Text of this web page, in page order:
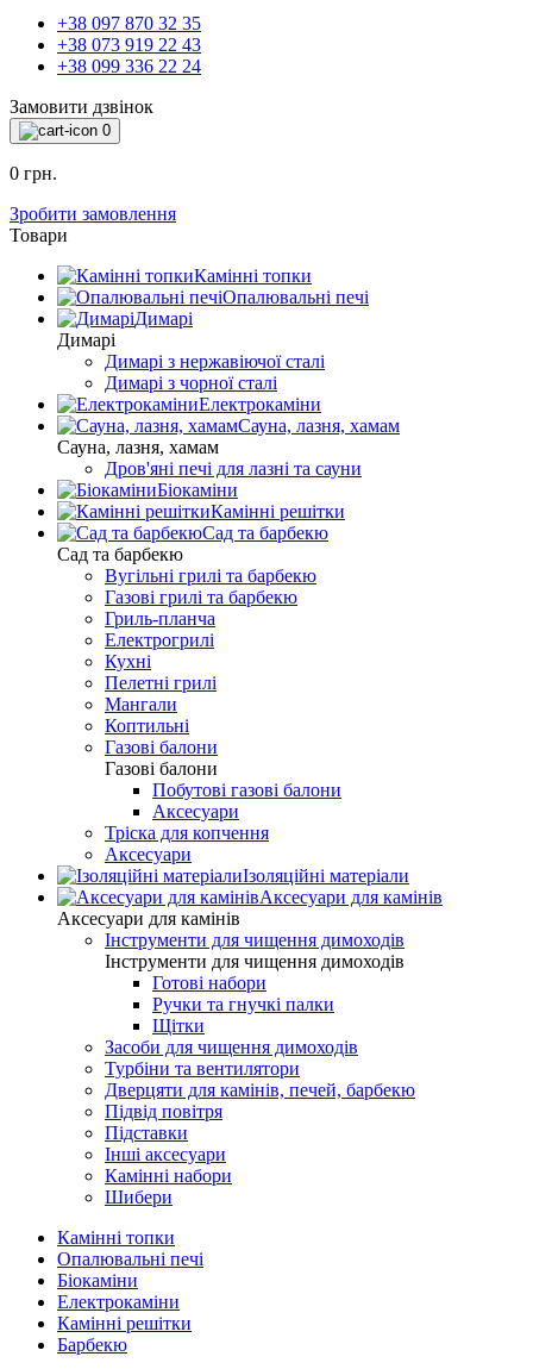
+38 097 870 32 35
+38 073 919 22 43
+38 099 336 22 24
Замовити дзвінок
0
0 грн.
Зробити замовлення
Товари
Камінні топки
Опалювальні печі
Димарі
Димарі
Димарі з нержавіючої сталі
Димарі з чорної сталі
Електрокаміни
Сауна, лазня, хамам
Сауна, лазня, хамам
Дров'яні печі для лазні та сауни
Біокаміни
Камінні решітки
Сад та барбекю
Сад та барбекю
Вугільні грилі та барбекю
Газові грилі та барбекю
Гриль-планча
Електрогрилі
Кухні
Пелетні грилі
Мангали
Коптильні
Газові балони
Газові балони
Побутові газові балони
Аксесуари
Тріска для копчення
Аксесуари
Ізоляційні матеріали
Аксесуари для камінів
Аксесуари для камінів
Інструменти для чищення димоходів
Інструменти для чищення димоходів
Готові набори
Ручки та гнучкі палки
Щітки
Засоби для чищення димоходів
Турбіни та вентилятори
Дверцяти для камінів, печей, барбекю
Підвід повітря
Підставки
Інші аксесуари
Камінні набори
Шибери
Камінні топки
Опалювальні печі
Біокаміни
Електрокаміни
Камінні решітки
Барбекю